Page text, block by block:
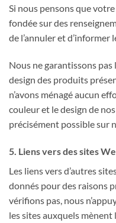
Si nous pensons que
fondée sur des
de l’annuler et
Nous ne garantissons pas
design des produits
n’avons ménagé aucun
couleur et le design de
précisément possible sur
5. Liens vers des sites
Les liens vers d’autres
donnés pour des raisons
vérifions pas, nous
les sites auxquels